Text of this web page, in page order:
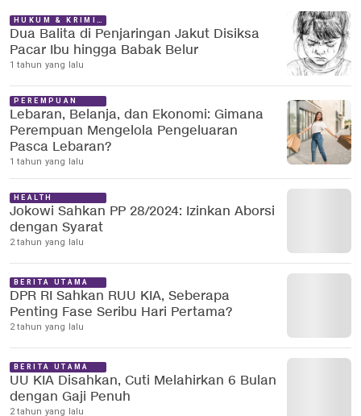
HUKUM & KRIMINAL
Dua Balita di Penjaringan Jakut Disiksa
Pacar Ibu hingga Babak Belur
1 tahun yang lalu
PEREMPUAN
Lebaran, Belanja, dan Ekonomi: Gimana
Perempuan Mengelola Pengeluaran
Pasca Lebaran?
1 tahun yang lalu
HEALTH
Jokowi Sahkan PP 28/2024: Izinkan Aborsi
dengan Syarat
2 tahun yang lalu
BERITA UTAMA
DPR RI Sahkan RUU KIA, Seberapa
Penting Fase Seribu Hari Pertama?
2 tahun yang lalu
BERITA UTAMA
UU KIA Disahkan, Cuti Melahirkan 6 Bulan
dengan Gaji Penuh
2 tahun yang lalu